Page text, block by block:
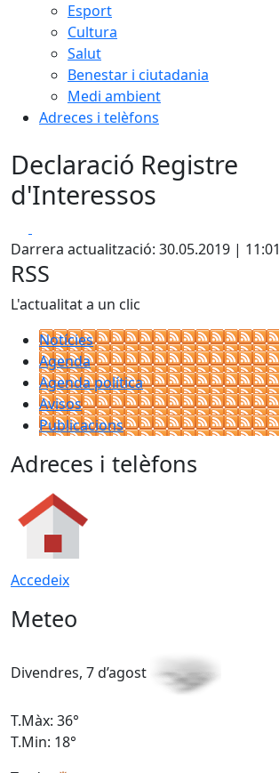
Esport
Cultura
Salut
Benestar i ciutadania
Medi ambient
Adreces i telèfons
Declaració Registre
d'Interessos
Darrera actualització: 30.05.2019 | 11:01
RSS
L'actualitat a un clic
Notícies
Agenda
Agenda política
Avisos
Publicacions
Adreces i telèfons
Accedeix
Meteo
Divendres, 7 d’agost
T.Màx: 36°
T.Min: 18°